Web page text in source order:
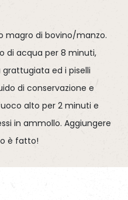
magro di bovino/manzo.
di acqua per 8 minuti,
ed i piselli
di conservazione e
alto per 2 minuti e
in ammollo. Aggiungere
è fatto!